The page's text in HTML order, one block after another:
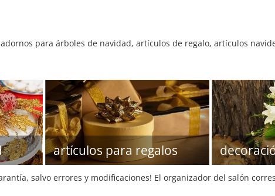
para árboles de navidad, artículos de regalo, artículos
artículos para regalos
salvo errores y modificaciones! El organizador del salón